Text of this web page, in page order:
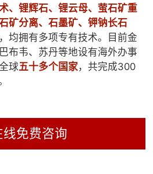
、锂辉石、锂云母、萤石矿重
矿分离、石墨矿、钾钠长石
均拥有多项专有技术。目前金
布韦、苏丹等地设有海外办事
球五十多个国家，共完成300
免费咨询